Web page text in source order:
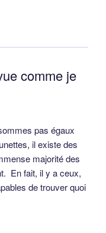
comme je
pas égaux
il existe des
majorité des
En fait, il y a ceux,
de trouver quoi